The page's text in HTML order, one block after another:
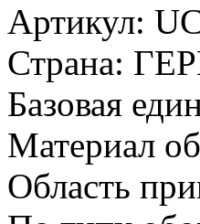
Артикул:
Страна:
Базовая
Материал
Область